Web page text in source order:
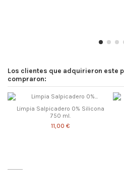
Los clientes que adquirieron este
compraron:
Limpia Salpicadero 0% Silicona
750 ml.
11,00 €